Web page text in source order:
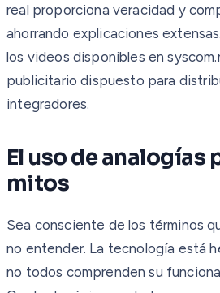
real proporciona veracidad y
ahorrando explicaciones
los videos disponibles en
publicitario dispuesto para
integradores.
El uso de analogías
mitos
Sea consciente de los términos
no entender. La tecnología está
no todos comprenden su